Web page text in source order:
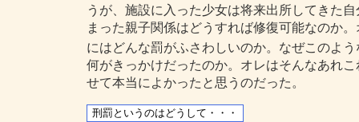
うが、施設に入った少女は将来出所してきた
まった親子関係はどうすれば修復可能なのか
にはどんな罰がふさわしいのか。なぜこのよう
何がきっかけだったのか。オレはそんなあれ
せて本当によかったと思うのだった。